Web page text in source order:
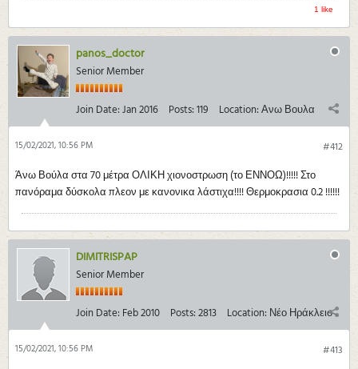
1 like
panos_doctor
Senior Member
Join Date:Jan 2016 Posts:119 Location:Ανω Βουλα
#412
15/02/2021, 10:56 PM
Άνω Βούλα στα 70 μέτρα ΟΛΙΚΗ χιονοστρωση (το ΕΝΝΟΩ)!!!!! Στο
πανόραμα δύσκολα πλεον με κανονικα λάστιχα!!!! Θερμοκρασια 0.2 !!!!!!
DIMITRISPAP
Senior Member
Join Date: Feb 2010 Posts:2813 Location: Νέο Ηράκλειο
#413
15/02/2021, 10:56 PM